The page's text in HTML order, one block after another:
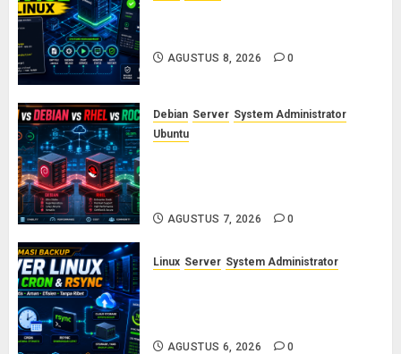
AGUSTUS 8, 2026 0
Debian Server System Administrator
Ubuntu
AGUSTUS 7, 2026 0
Linux Server System Administrator
AGUSTUS 6, 2026 0